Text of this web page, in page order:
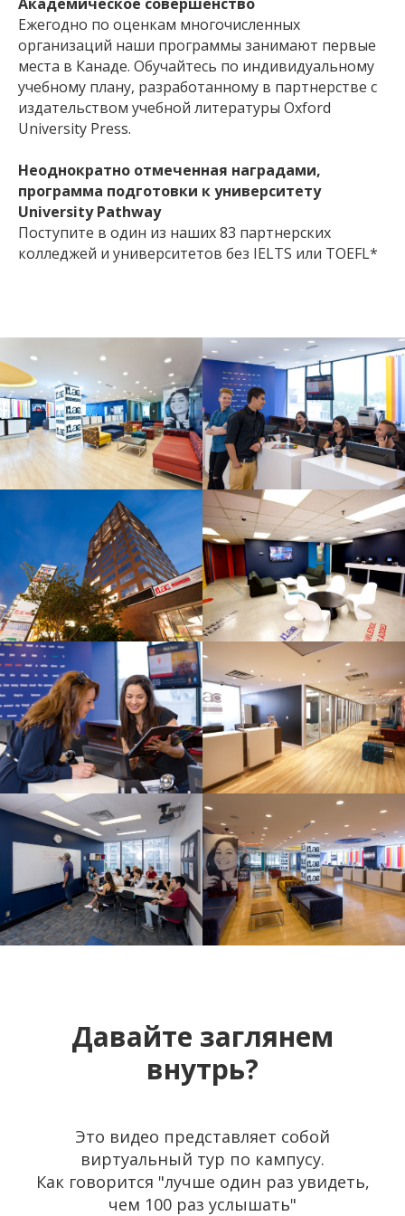
Ежегодно по оценкам многочисленных
организаций наши программы занимают первые
места в Канаде. Обучайтесь по индивидуальному
учебному плану, разработанному в партнерстве с
издательством учебной литературы Oxford
University Press.
Неоднократно отмеченная наградами,
программа подготовки к университету
University Pathway
Поступите в один из наших 83 партнерских
колледжей и университетов без IELTS или TOEFL*
Давайте заглянем
внутрь?
Это видео представляет собой
виртуальный тур по кампусу.
Как говорится "лучше один раз увидеть,
чем 100 раз услышать"